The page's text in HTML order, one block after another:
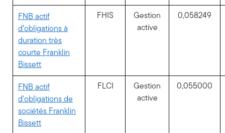
FNB actif
d’obligations à
duration très
courte Franklin
Bissett
FHIS
Gestion
active
0,058249
FNB actif
d’obligations de
sociétés Franklin
Bissett
FLCI
Gestion
active
0,055000